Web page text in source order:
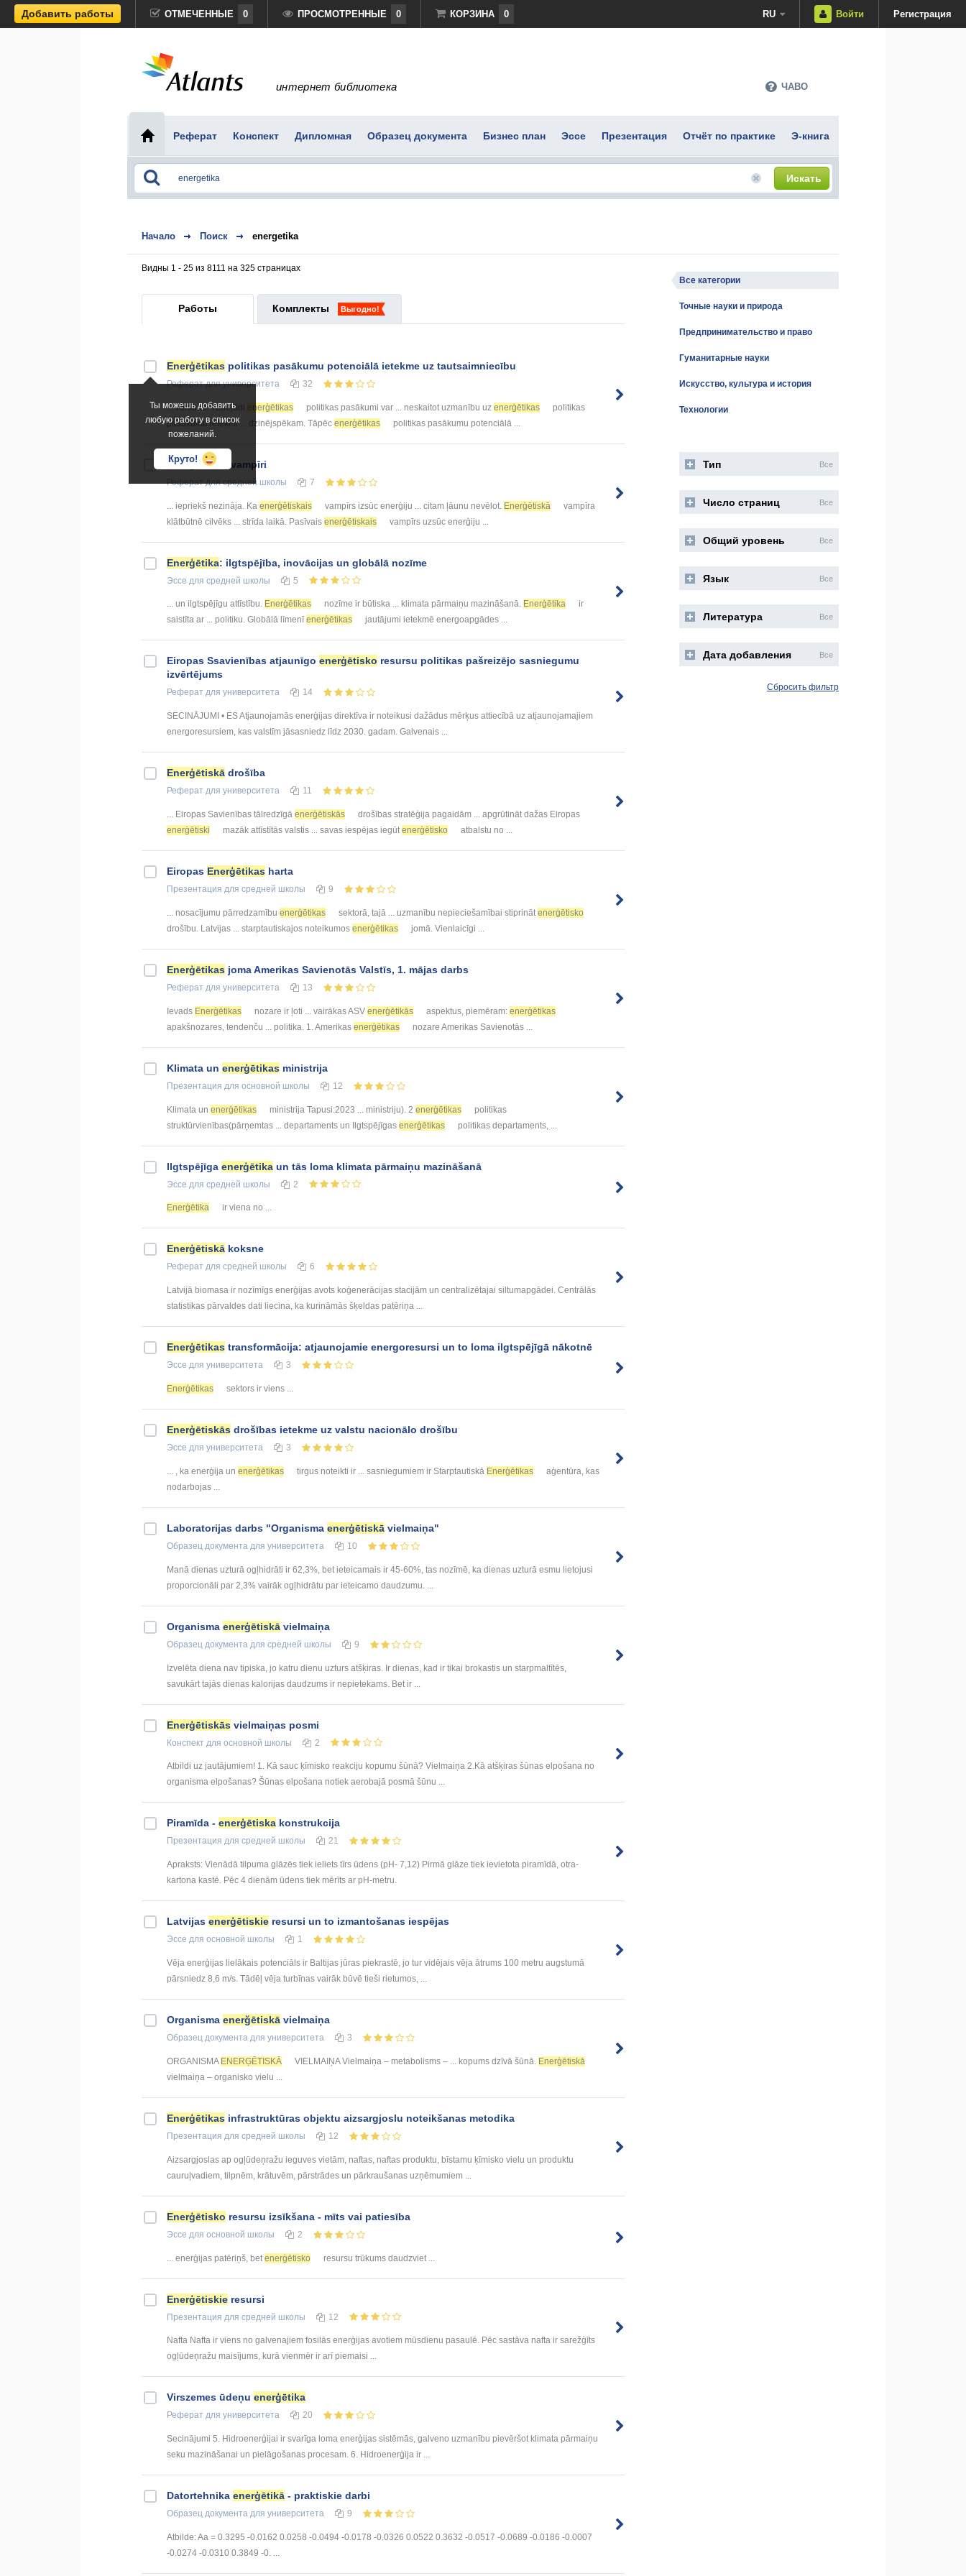
Добавить работы ОТМЕЧЕННЫЕ 0 ПРОСМОТРЕННЫЕ 0 КОРЗИНА 0 RU Войти Регистрация
интернет библиотека ЧАВО
Реферат Конспект Дипломная Образец документа Бизнес план Эссе Презентация Отчёт по практике Э-книга
Искать
Начало Поиск energetika
Видны 1 - 25 из 8111 на 325 страницах
Работы Комплекты Выгодно!
Ты можешь добавить
любую работу в список
пожеланий.
Круто!
Enerģētikas politikas pasākumu potenciālā ietekme uz tautsaimniecību
Рефератдля университета 32
... vērtības. Tādejādi enerģētikas politikas pasākumi var ... neskaitot uzmanību uz enerģētikas
politikas
pasākumu ietekmi ... dzinējspēkam. Tāpēc enerģētikas politikas pasākumu potenciālā ...
Enerģētiskie vampīri
Рефератдля средней школы 7
... iepriekš nezināja. Ka enerģētiskais vampīrs izsūc enerģiju ... citam ļāunu nevēlot. Enerģētiskā
vampīra
klātbūtnē cilvēks ... strīda laikā. Pasīvais enerģētiskais vampīrs uzsūc enerģiju ...
Enerģētika: ilgtspējība, inovācijas un globālā nozīme
Эссе для средней школы 5
... un ilgtspējīgu attīstību. Enerģētikas nozīme ir būtiska ... klimata pārmaiņu mazināšanā. Enerģētika
ir
saistīta ar ... politiku. Globālā līmenīenerģētikas jautājumi ietekmē energoapgādes ...
Eiropas Ssavienības atjaunīgo enerģētisko resursu politikas pašreizējo sasniegumu
izvērtējums
Реферат для университета 14
SECINĀJUMI • ES Atjaunojamās enerģijas direktīva ir noteikusi dažādus mērķus attiecībā uz atjaunojamajiem
energoresursiem, kas valstīm jāsasniedz līdz 2030. gadam. Galvenais ...
Enerģētiskā drošība
Реферат для университета 11
... Eiropas Savienības tālredzīgā enerģētiskās
drošības stratēģija pagaidām ... apgrūtināt dažas Eiropas
enerģētiski
mazāk attīstītās valstis ... savas iespējas iegūtenerģētisko atbalstu no ...
Eiropas Enerģētikas harta
Презентация для средней школы 9
... nosacījumu pārredzamību enerģētikas sektorā, tajā ... uzmanību nepieciešamībai stiprinātenerģētisko
drošību. Latvijas ... starptautiskajos noteikumos enerģētikas jomā. Vienlaicīgi ...
Enerģētikas joma Amerikas Savienotās Valstīs, 1. mājas darbs
Реферат для университета 13
Ievads Enerģētikas nozare ir ļoti ... vairākas ASV enerģētikās aspektus, piemēram: enerģētikas
apakšnozares, tendenču ... politika. 1. Amerikas enerģētikas nozare Amerikas Savienotās ...
Klimata un enerģētikas ministrija
Презентация для основной школы 12
Klimata un enerģētikas ministrija Tapusi:2023 ... ministriju). 2 enerģētikas
politikas
struktūrvienības(pārņemtas ... departaments un Ilgtspējīgas enerģētikas politikas departaments, ...
Ilgtspējīga enerģētika un tās loma klimata pārmaiņu mazināšanā
Эссе для средней школы 2
Enerģētika ir viena no ...
Enerģētiskā koksne
Реферат для средней школы 6
Latvijā biomasa ir nozīmīgs enerģijas avots koģenerācijas stacijām un centralizētajai siltumapgādei. Centrālās
statistikas pārvaldes dati liecina, ka kurināmās šķeldas patēriņa ...
Enerģētikas transformācija: atjaunojamie energoresursi un to loma ilgtspējīgā nākotnē
Эссе для университета 3
Enerģētikas sektors ir viens ...
Enerģētiskās drošības ietekme uz valstu nacionālo drošību
Эссе для университета 3
... , ka enerģija un enerģētikas tirgus noteikti ir ... sasniegumiem ir Starptautiskā Enerģētikas
aģentūra, kas
nodarbojas ...
Laboratorijas darbs "Organisma enerģētiskā vielmaiņa"
Образец документа для университета 10
Manā dienas uzturā ogļhidrāti ir 62,3%, bet ieteicamais ir 45-60%, tas nozīmē, ka dienas uzturā esmu lietojusi
proporcionāli par 2,3% vairāk ogļhidrātu par ieteicamo daudzumu. ...
Organisma enerģētiskā vielmaiņa
Образец документа для средней школы 9
Izvelēta diena nav tipiska, jo katru dienu uzturs atšķiras. Ir dienas, kad ir tikai brokastis un starpmaltītēs,
savukārt tajās dienas kalorijas daudzums ir nepietekams. Bet ir ...
Enerģētiskās vielmaiņas posmi
Конспект для основной школы 2
Atbildi uz jautājumiem! 1. Kā sauc ķīmisko reakciju kopumu šūnā? Vielmaiņa 2.Kā atšķiras šūnas elpošana no
organisma elpošanas? Šūnas elpošana notiek aerobajā posmā šūnu ...
Piramīda - enerģētiska konstrukcija
Презентация для средней школы 21
Apraksts: Vienādā tilpuma glāzēs tiek ieliets tīrs ūdens (pH- 7,12) Pirmā glāze tiek ievietota piramīdā, otra-
kartona kastē. Pēc 4 dienām ūdens tiek mērīts ar pH-metru.
Latvijas enerģētiskie resursi un to izmantošanas iespējas
Эссе для основной школы 1
Vēja enerģijas lielākais potenciāls ir Baltijas jūras piekrastē, jo tur vidējais vēja ātrums 100 metru augstumā
pārsniedz 8,6 m/s. Tādēļ vēja turbīnas vairāk būvē tieši rietumos, ...
Organisma enerğētiskā vielmaiņa
Образец документа для университета 3
ORGANISMA ENERĢĒTISKĀ VIELMAIŅA Vielmaiņa – metabolisms – ... kopums dzīvā šūnā. Enerģētiskā
vielmaiņa – organisko vielu ...
Enerģētikas infrastruktūras objektu aizsargjoslu noteikšanas metodika
Презентация для средней школы 12
Aizsargjoslas ap ogļūdeņražu ieguves vietām, naftas, naftas produktu, bīstamu ķīmisko vielu un produktu
cauruļvadiem, tilpnēm, krātuvēm, pārstrādes un pārkraušanas uzņēmumiem ...
Enerģētisko resursu izsīkšana - mīts vai patiesība
Эссе для основной школы 2
... enerģijas patēriņš, bet enerģētisko resursu trūkums daudzviet ...
Enerģētiskie resursi
Презентация для средней школы 12
Nafta Nafta ir viens no galvenajiem fosilās enerģijas avotiem mūsdienu pasaulē. Pēc sastāva nafta ir sarežģīts
ogļūdeņražu maisījums, kurā vienmēr ir arī piemaisi ...
Virszemes ūdeņu enerģētika
Реферат для университета 20
Secinājumi 5. Hidroenerģijai ir svarīga loma enerģijas sistēmās, galveno uzmanību pievēršot klimata pārmaiņu
seku mazināšanai un pielāgošanas procesam. 6. Hidroenerģija ir ...
Datortehnika enerģētikā - praktiskie darbi
Образец документа для университета 9
Atbilde: Aa = 0.3295 -0.0162 0.0258 -0.0494 -0.0178 -0.0326 0.0522 0.3632 -0.0517 -0.0689 -0.0186 -0.0007
-0.0274 -0.0310 0.3849 -0. ...
Все категории
Точные науки и природа
Предпринимательство и право
Гуманитарные науки
Искусство, культура и история
Технологии
Тип Все
Число страниц Все
Общий уровень Все
Язык Все
Литература Все
Дата добавления Все
Сбросить фильтр